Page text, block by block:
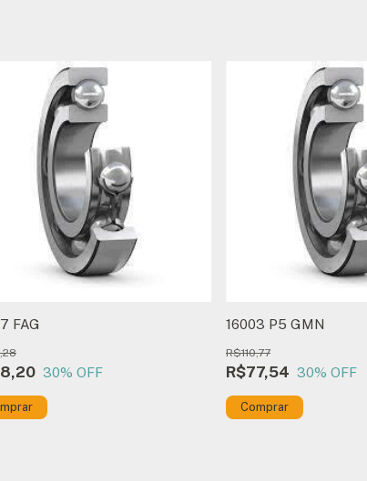
FAG
30% OFF
16003 P5 GMN
R$77,54
R$110,77
30% OFF
Comprar